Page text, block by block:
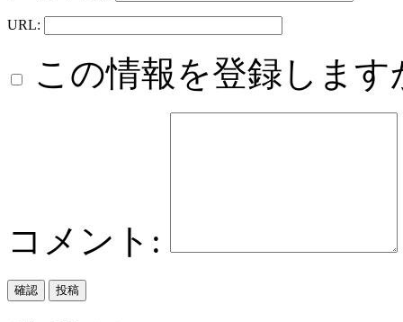
URL:
この情報を登録します
コメント: